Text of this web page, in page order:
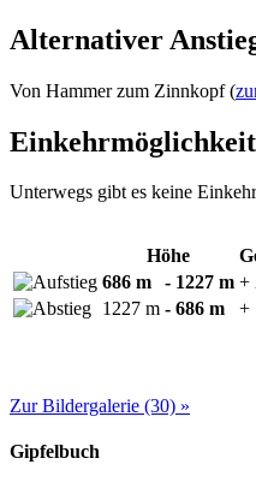
Alternativer
Von Hammer zum Zinnkopf (
Unterwegs gibt es keine
Höhe
686 m
- 1227 m +
1227 m - 686 m +
Zur Bildergalerie (30) »
Gipfelbuch